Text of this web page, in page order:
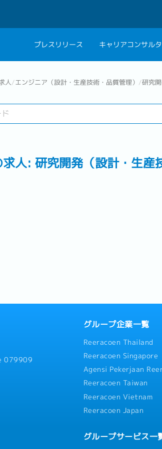
プレスリリース キャリアコンサル
業界
人/エンジニア（設計・生産技術・品質管理） /研究
人: 研究開発（設計・生産
079909
グループ企業一覧
Reeracoen Thailand
Reeracoen Singapore
Agensi Pekerjaan
Reeracoen Taiwan
Reeracoen Vietnam
Reeracoen Japan
グループサービス一